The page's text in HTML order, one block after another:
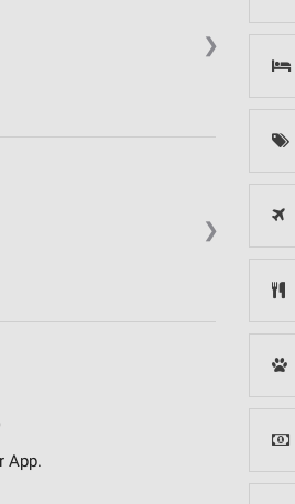
❯
❯
App.